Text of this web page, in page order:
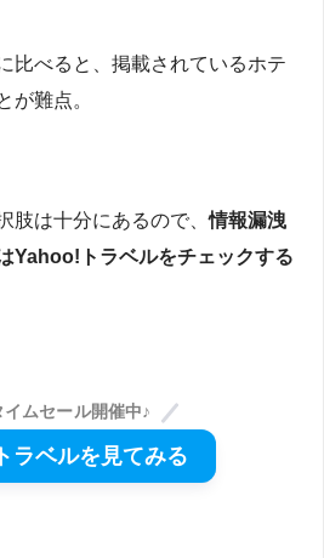
比べると、掲載されているホテ
が難点。
肢は十分にあるので、情報漏洩
Yahoo!トラベルをチェックする
イムセール開催中♪
ラベルを見てみる